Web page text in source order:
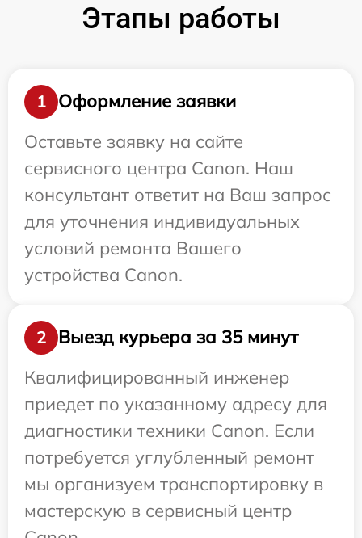
Этапы работы
1
Оформление заявки
Оставьте заявку на сайте
сервисного центра Canon. Наш
консультант ответит на Ваш запрос
для уточнения индивидуальных
условий ремонта Вашего
устройства Canon.
2
Выезд курьера за 35 минут
Квалифицированный инженер
приедет по указанному адресу для
диагностики техники Canon. Если
потребуется углубленный ремонт
мы организуем транспортировку в
мастерскую в сервисный центр